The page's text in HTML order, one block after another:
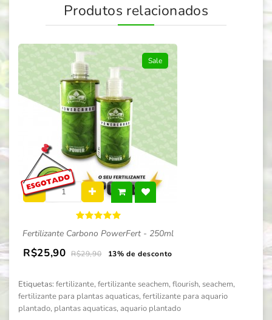
Produtos relacionados
Sale
Fertilizante Carbono PowerFert - 250ml
R$25,90 R$29,90 13% de desconto
Etiquetas: fertilizante, fertilizante seachem, flourish, seachem,
fertilizante para plantas aquaticas, fertilizante para aquario
plantado, plantas aquaticas, aquario plantado